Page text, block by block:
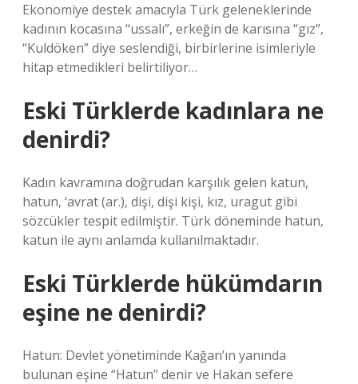
Ekonomiye destek amacıyla Türk geleneklerinde
kadının kocasına “ussalı”, erkeğin de karısına “gız”,
“Kuldöken” diye seslendiği, birbirlerine isimleriyle
hitap etmedikleri belirtiliyor…
Eski Türklerde kadınlara ne
denirdi?
Kadın kavramına doğrudan karşılık gelen katun,
hatun, ‘avrat (ar.), dişi, dişi kişi, kız, uragut gibi
sözcükler tespit edilmiştir. Türk döneminde hatun,
katun ile aynı anlamda kullanılmaktadır.
Eski Türklerde hükümdarın
eşine ne denirdi?
Hatun: Devlet yönetiminde Kağan’ın yanında
bulunan eşine “Hatun” denir ve Hakan sefere